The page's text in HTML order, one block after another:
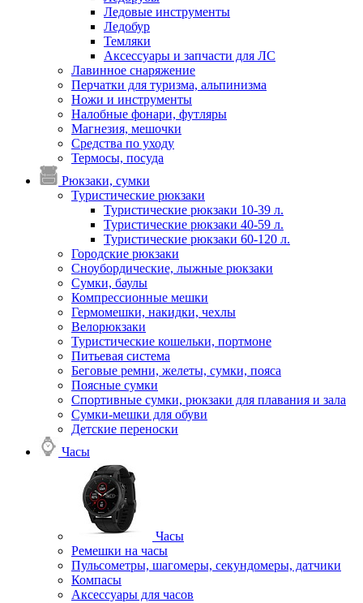
Ледовые инструменты
Ледобур
Темляки
Аксессуары и запчасти для ЛС
Лавинное снаряжение
Перчатки для туризма, альпинизма
Ножи и инструменты
Налобные фонари, футляры
Магнезия, мешочки
Средства по уходу
Термосы, посуда
Рюкзаки, сумки
Туристические рюкзаки
Туристические рюкзаки 10-39 л.
Туристические рюкзаки 40-59 л.
Туристические рюкзаки 60-120 л.
Городские рюкзаки
Сноубордические, лыжные рюкзаки
Сумки, баулы
Компрессионные мешки
Гермомешки, накидки, чехлы
Велорюкзаки
Туристические кошельки, портмоне
Питьевая система
Беговые ремни, желеты, сумки, пояса
Поясные сумки
Спортивные сумки, рюкзаки для плавания и зала
Сумки-мешки для обуви
Детские переноски
Часы
Часы
Ремешки на часы
Пульсометры, шагомеры, секундомеры, датчики
Компасы
Аксессуары для часов